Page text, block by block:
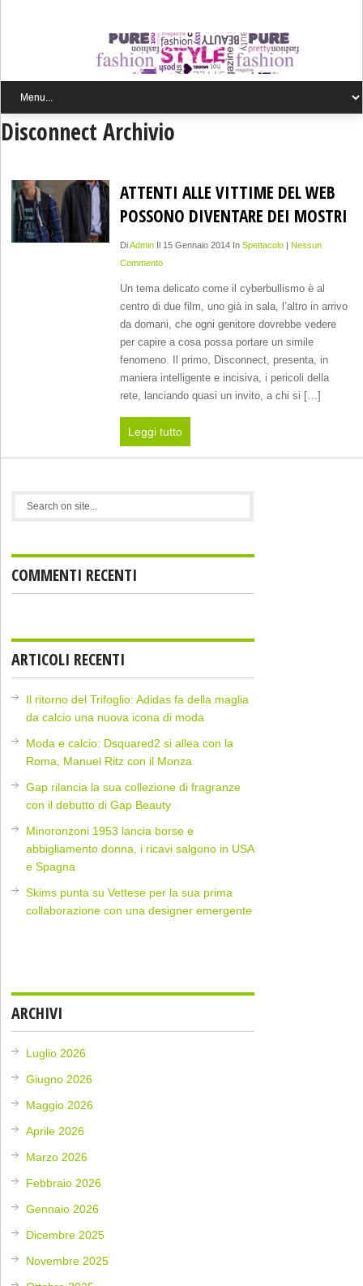
Disconnect Archivio
ATTENTI ALLE VITTIME DEL WEB
POSSONO DIVENTARE DEI MOSTRI
DiAdminIl 15 Gennaio 2014 In Spettacolo| Nessun
Commento
Un tema delicato come il cyberbullismo è al
centro di due film, uno già in sala, l’altro in arrivo
da domani, che ogni genitore dovrebbe vedere
per capire a cosa possa portare un simile
fenomeno. Il primo, Disconnect, presenta, in
maniera intelligente e incisiva, i pericoli della
rete, lanciando quasi un invito, a chi si […]
Leggi tutto
COMMENTI RECENTI
ARTICOLI RECENTI
Il ritorno del Trifoglio: Adidas fa della maglia
da calcio una nuova icona di moda
Moda e calcio: Dsquared2 si allea con la
Roma, Manuel Ritz con il Monza
Gap rilancia la sua collezione di fragranze
con il debutto di Gap Beauty
Minoronzoni 1953 lancia borse e
abbigliamento donna, i ricavi salgono in USA
e Spagna
Skims punta su Vettese per la sua prima
collaborazione con una designer emergente
ARCHIVI
Luglio 2026
Giugno 2026
Maggio 2026
Aprile 2026
Marzo 2026
Febbraio 2026
Gennaio 2026
Dicembre 2025
Novembre 2025